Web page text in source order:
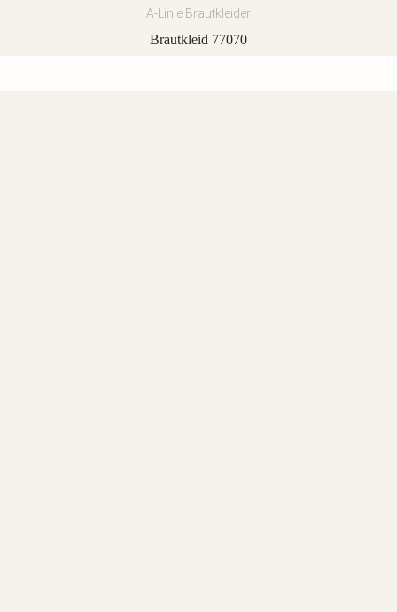
A-Linie Brautkleider
Brautkleid 77070